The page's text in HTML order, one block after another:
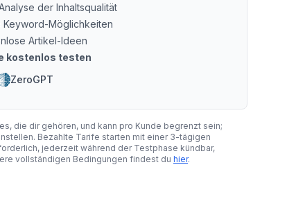
der Inhaltsqualität
Keyword-Möglichkeiten
Artikel-Ideen
kostenlos testen
ZeroGPT
die dir gehören, und kann pro Kunde begrenzt sein;
Bezahlte Tarife starten mit einer 3-tägigen
jederzeit während der Testphase kündbar,
vollständigen Bedingungen findest du hier.